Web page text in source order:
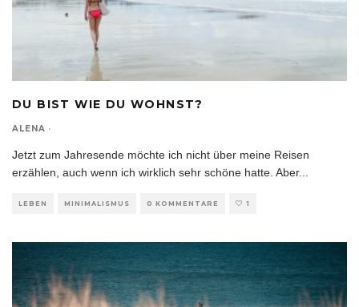
DU BIST WIE DU WOHNST?
ALENA ·
Jetzt zum Jahresende möchte ich nicht über meine Reisen
erzählen, auch wenn ich wirklich sehr schöne hatte. Aber...
LEBEN MINIMALISMUS 0 KOMMENTARE 1